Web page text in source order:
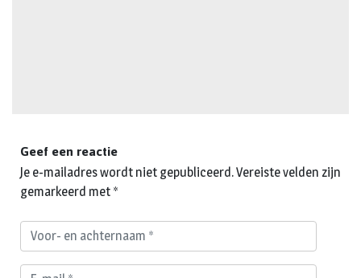
Geef een reactie
Je e-mailadres wordt niet gepubliceerd.Vereiste velden zijn
gemarkeerd met *